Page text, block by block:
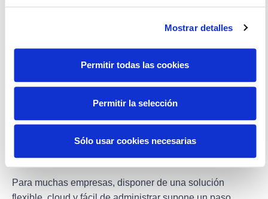
Mostrar detalles
Permitir todas las cookies
Permitir la selección
Sólo usar cookies necesarias
proporciona información estratégica sobre el
estadísticas en tiempo real, los responsables pueden
rendimiento del servicio.
herramientas empresariales como
gestión, resulta más sencillo relacionar la actividad
telefónica con objetivos comerciales y operativos.
Para muchas empresas, disponer de una solución